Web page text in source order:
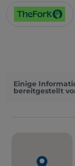
Einige
bereitgestellt